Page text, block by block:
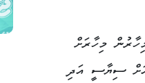
މިހާރަށް
ސިޔާސީ އަދި